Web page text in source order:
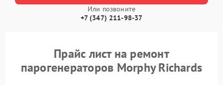
Или позвоните
+7 (347) 211-98-37
Прайс лист на ремонт
парогенераторов Morphy Richards